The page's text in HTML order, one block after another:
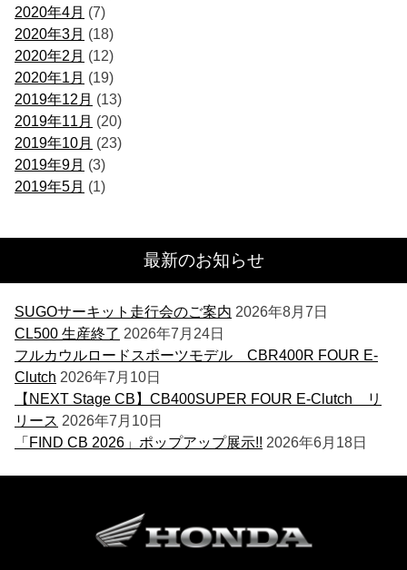
2020年4月 (7)
2020年3月 (18)
2020年2月 (12)
2020年1月 (19)
2019年12月 (13)
2019年11月 (20)
2019年10月 (23)
2019年9月 (3)
2019年5月 (1)
最新のお知らせ
SUGOサーキット走行会のご案内 2026年8月7日
CL500 生産終了 2026年7月24日
フルカウルロードスポーツモデル CBR400R FOUR E-
Clutch 2026年7月10日
【NEXT Stage CB】CB400SUPER FOUR E-Clutch リ
リース 2026年7月10日
「FIND CB 2026」ポップアップ展示!! 2026年6月18日